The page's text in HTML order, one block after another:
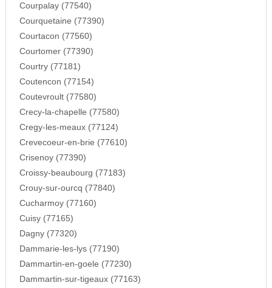
Courpalay (77540)
Courquetaine (77390)
Courtacon (77560)
Courtomer (77390)
Courtry (77181)
Coutencon (77154)
Coutevroult (77580)
Crecy-la-chapelle (77580)
Cregy-les-meaux (77124)
Crevecoeur-en-brie (77610)
Crisenoy (77390)
Croissy-beaubourg (77183)
Crouy-sur-ourcq (77840)
Cucharmoy (77160)
Cuisy (77165)
Dagny (77320)
Dammarie-les-lys (77190)
Dammartin-en-goele (77230)
Dammartin-sur-tigeaux (77163)